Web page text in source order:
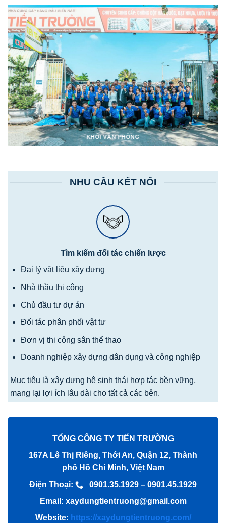
KHỐI VĂN PHÒNG
NHU CẦU KẾT NỐI
Tìm kiếm đối tác chiến lược
Đại lý vật liệu xây dựng
Nhà thầu thi công
Chủ đầu tư dự án
Đối tác phân phối vật tư
Đơn vị thi công sân thể thao
Doanh nghiệp xây dựng dân dụng và công nghiệp
Mục tiêu là xây dựng hệ sinh thái hợp tác bền vững,
mang lại lợi ích lâu dài cho tất cả các bên.
TỔNG CÔNG TY TIẾN TRƯỜNG
167A Lê Thị Riêng, Thới An, Quận 12, Thành
phố Hồ Chí Minh, Việt Nam
Điện Thoại:
0901.35.1929 – 0901.45.1929
Email: xaydungtientruong@gmail.com
Website: https://xaydungtientruong.com/